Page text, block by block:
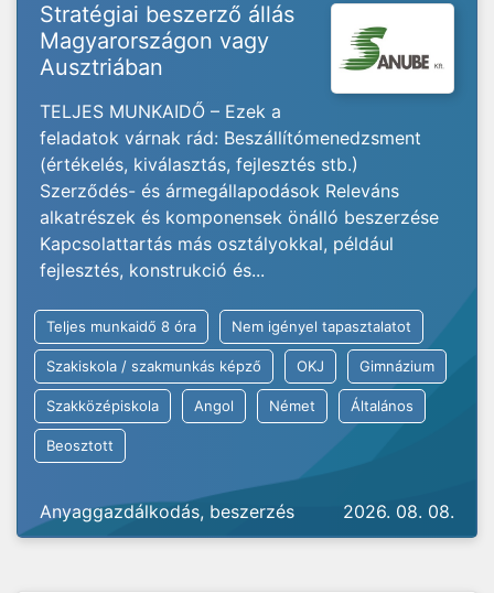
Stratégiai beszerző állás
Magyarországon vagy
Ausztriában
TELJES MUNKAIDŐ – Ezek a
feladatok várnak rád: Beszállítómenedzsment
(értékelés, kiválasztás, fejlesztés stb.)
Szerződés- és ármegállapodások Releváns
alkatrészek és komponensek önálló beszerzése
Kapcsolattartás más osztályokkal, például
fejlesztés, konstrukció és...
Teljes munkaidő 8 óra Nem igényel tapasztalatot
Szakiskola / szakmunkás képző OKJ Gimnázium
Szakközépiskola Angol Német Általános
Beosztott
Anyaggazdálkodás, beszerzés 2026. 08. 08.